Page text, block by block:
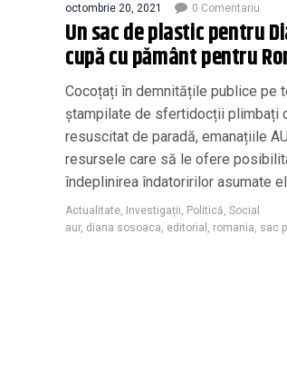
octombrie 20, 2021 0 Comentariu
Un sac de plastic pentru
cupă cu pământ pentru
Cocoțați în demnitățile publice pe
ștampilate de sfertidocții plimbați
resuscitat de paradă, emanațiile
resursele care să le ofere
îndeplinirea îndatoririlor asumate
Actualitate Investigații Politică Social
aur, diana sosoaca editorial romania sac